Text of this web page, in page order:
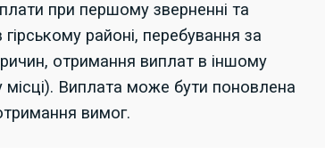
при першому зверненні та
гірському районі, перебування за
отримання виплат в іншому
Виплата може бути поновлена
вимог.